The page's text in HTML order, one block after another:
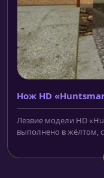
Нож HD
Лезвие модели HD
выполнено в жёлтом,